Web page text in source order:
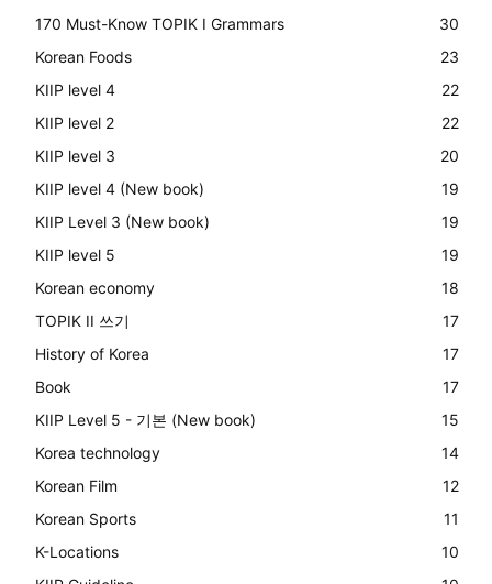
170 Must-Know TOPIK I Grammars
30
Korean Foods
23
KIIP level 4
22
KIIP level 2
22
KIIP level 3
20
KIIP level 4 (New book)
19
KIIP Level 3 (New book)
19
KIIP level 5
19
Korean economy
18
TOPIK II 쓰기
17
History of Korea
17
Book
17
KIIP Level 5 - 기본 (New book)
15
Korea technology
14
Korean Film
12
Korean Sports
11
K-Locations
10